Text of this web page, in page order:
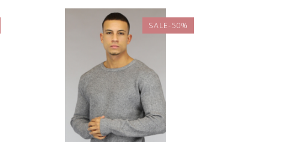
SALE-50%